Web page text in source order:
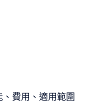
費用、適用範圍